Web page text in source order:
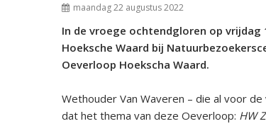
maandag 22 augustus 2022
In de vroege ochtendgloren op
Hoeksche Waard bij
Oeverloop Hoekscha Waard.
Wethouder Van Waveren – die al voor
dat het thema van deze Oeverloop: HW